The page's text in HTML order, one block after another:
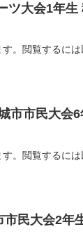
ツ大会1年
。閲覧するに
市市民大会
。閲覧するに
民大会2年